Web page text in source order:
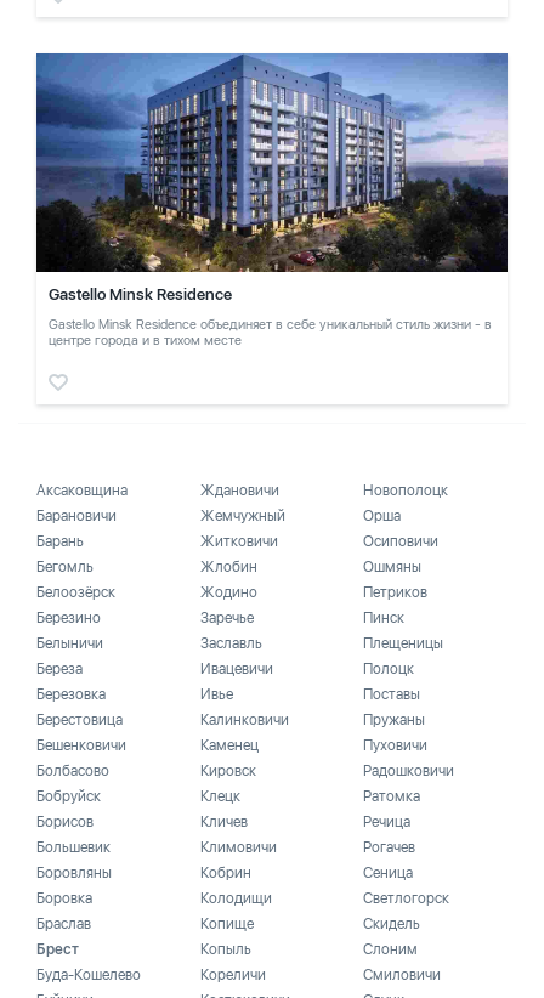
Gastello Minsk Residence
Gastello Minsk Residence объединяет в себе уникальный стиль жизни - в
центре города и в тихом месте
Аксаковщина
Барановичи
Барань
Бегомль
Белоозёрск
Березино
Белыничи
Береза
Березовка
Берестовица
Бешенковичи
Болбасово
Бобруйск
Борисов
Большевик
Боровляны
Боровка
Браслав
Брест
Буда-Кошелево
Ждановичи
Жемчужный
Житковичи
Жлобин
Жодино
Заречье
Заславль
Ивацевичи
Ивье
Калинковичи
Каменец
Кировск
Клецк
Кличев
Климовичи
Кобрин
Колодищи
Копище
Копыль
Кореличи
Новополоцк
Орша
Осиповичи
Ошмяны
Петриков
Пинск
Плещеницы
Полоцк
Поставы
Пружаны
Пуховичи
Радошковичи
Ратомка
Речица
Рогачев
Сеница
Светлогорск
Скидель
Слоним
Смиловичи